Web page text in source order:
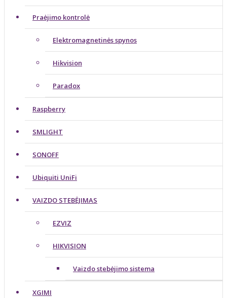
Praėjimo kontrolė
Elektromagnetinės spynos
Hikvision
Paradox
Raspberry
SMLIGHT
SONOFF
Ubiquiti UniFi
VAIZDO STEBĖJIMAS
EZVIZ
HIKVISION
Vaizdo stebėjimo sistema
XGIMI